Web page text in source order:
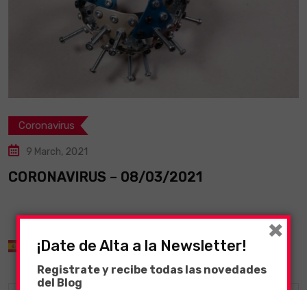
Coronavirus
9 March, 2021
CORONAVIRUS – 08/03/2021
Spanish ▼
¡Date de Alta a la Newsletter!
Registrate y recibe todas las novedades
del Blog
×